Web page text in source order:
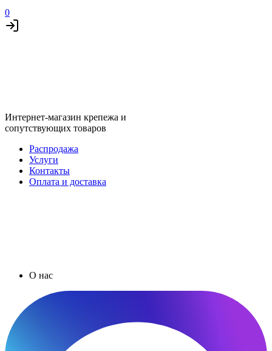
0
Интернет-магазин крепежа и
сопутствующих товаров
Распродажа
Услуги
Контакты
Оплата и доставка
О нас